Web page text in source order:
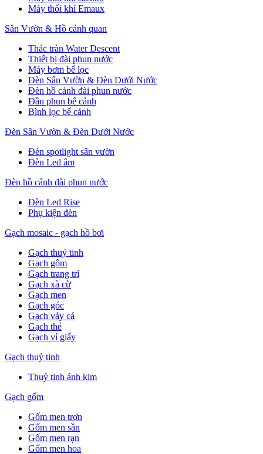
Máy thổi khí Emaux
Sân Vườn & Hồ cảnh quan
Thác tràn Water Descent
Thiết bị đài phun nước
Máy bơm bể lọc
Đèn Sân Vườn & Đèn Dưới Nước
Đèn hồ cảnh đài phun nước
Đầu phun bể cảnh
Bình lọc bể cảnh
Đèn Sân Vườn & Đèn Dưới Nước
Đèn spotlight sân vườn
Đèn Led âm
Đèn hồ cảnh đài phun nước
Đèn Led Rise
Phụ kiện đèn
Gạch mosaic - gạch hồ bơi
Gạch thuỷ tinh
Gạch gốm
Gạch trang trí
Gạch xà cừ
Gạch men
Gạch góc
Gạch vảy cá
Gạch thẻ
Gạch vỉ giấy
Gạch thuỷ tinh
Thuỷ tinh ánh kim
Gạch gốm
Gốm men trơn
Gốm men sần
Gốm men rạn
Gốm men hoa